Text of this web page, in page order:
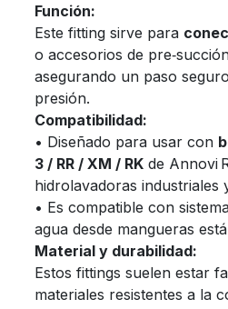
Función:
Este fitting sirve para
o accesorios de
asegurando un paso
presión.
Compatibilidad:
• Diseñado para usar con
3 / RR / XM / RK de Annovi
hidrolavadoras industriales
• Es compatible con
agua desde mangueras
Material y durabilidad:
Estos fittings suelen estar
materiales resistentes a la